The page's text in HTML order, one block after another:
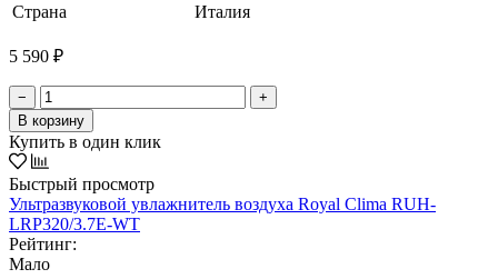
Страна
Италия
5 590 ₽
−
+
В корзину
Купить в один клик
Быстрый просмотр
Ультразвуковой увлажнитель воздуха Royal Clima RUH-
LRP320/3.7E-WT
Рейтинг:
Мало